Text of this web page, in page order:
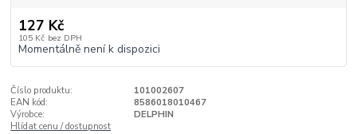
127 Kč
105 Kč bez DPH
Momentálně není k dispozici
Číslo produktu:
101002607
EAN kód:
8586018010467
Výrobce:
DELPHIN
Hlídat cenu / dostupnost